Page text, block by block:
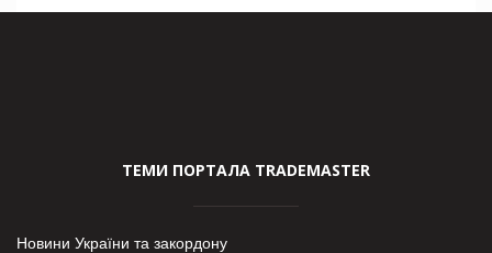
ТЕМИ ПОРТАЛА TRADEMASTER
Новини України та закордону